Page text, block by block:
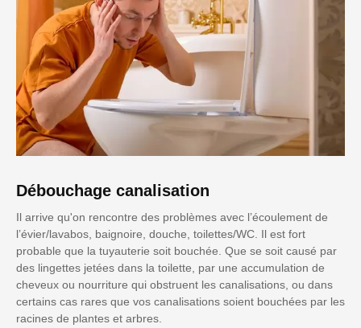
Débouchage canalisation
Il arrive qu'on rencontre des problèmes avec l’écoulement de
l’évier/lavabos, baignoire, douche, toilettes/WC. Il est fort
probable que la tuyauterie soit bouchée. Que se soit causé par
des lingettes jetées dans la toilette, par une accumulation de
cheveux ou nourriture qui obstruent les canalisations, ou dans
certains cas rares que vos canalisations soient bouchées par les
racines de plantes et arbres.